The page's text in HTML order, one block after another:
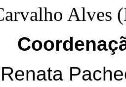
Alves
Renata